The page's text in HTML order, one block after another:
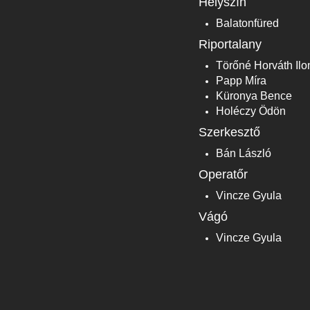
Balatonfüred
Riportalany
Törőné Horváth
Papp Míra
Küronya Bence
Holéczy Ödön
Szerkesztő
Bán László
Operatőr
Vincze Gyula
Vágó
Vincze Gyula